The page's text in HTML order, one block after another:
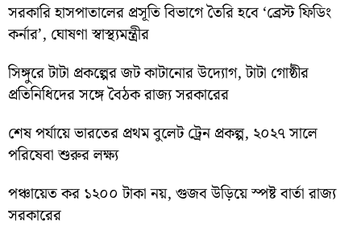
সরকারি হাসপাতালের প্রসূতি বিভাগে তৈরি হবে ‘ব্রেস্ট ফিডিং
কর্নার’, ঘোষণা স্বাস্থ্যমন্ত্রীর
সিঙ্গুরে টাটা প্রকল্পের জট কাটানোর উদ্যোগ, টাটা গোষ্ঠীর
প্রতিনিধিদের সঙ্গে বৈঠক রাজ্য সরকারের
শেষ পর্যায়ে ভারতের প্রথম বুলেট ট্রেন প্রকল্প, ২০২৭ সালে
পরিষেবা শুরুর লক্ষ্য
পঞ্চায়েত কর ১২০০ টাকা নয়, গুজব উড়িয়ে স্পষ্ট বার্তা রাজ্য
সরকারের